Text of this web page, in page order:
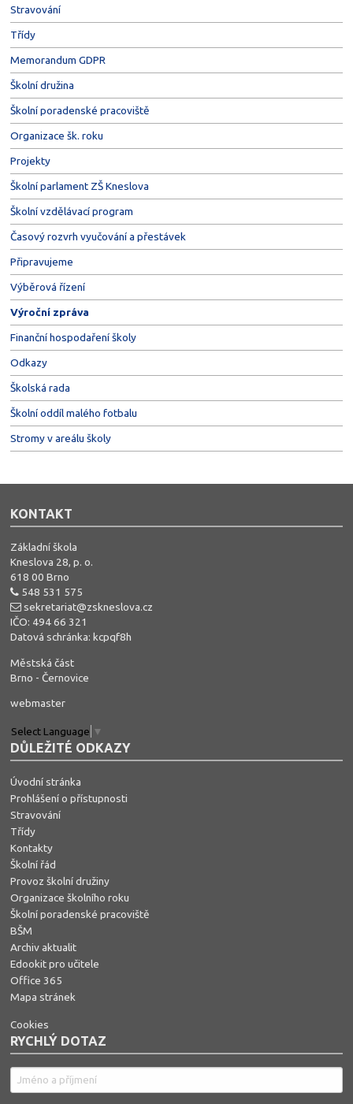
Stravování
Třídy
Memorandum GDPR
Školní družina
Školní poradenské pracoviště
Organizace šk. roku
Projekty
Školní parlament ZŠ Kneslova
Školní vzdělávací program
Časový rozvrh vyučování a přestávek
Připravujeme
Výběrová řízení
Výroční zpráva
Finanční hospodaření školy
Odkazy
Školská rada
Školní oddíl malého fotbalu
Stromy v areálu školy
KONTAKT
Základní škola
Kneslova 28, p. o.
618 00 Brno
548 531 575
sekretariat@zskneslova.cz
IČO: 494 66 321
Datová schránka: kcpqf8h
Městská část
Brno - Černovice
webmaster
Select Language ▼
DŮLEŽITÉ ODKAZY
Úvodní stránka
Prohlášení o přístupnosti
Stravování
Třídy
Kontakty
Školní řád
Provoz školní družiny
Organizace školního roku
Školní poradenské pracoviště
BŠM
Archiv aktualit
Edookit pro učitele
Office 365
Mapa stránek
Cookies
RYCHLÝ DOTAZ